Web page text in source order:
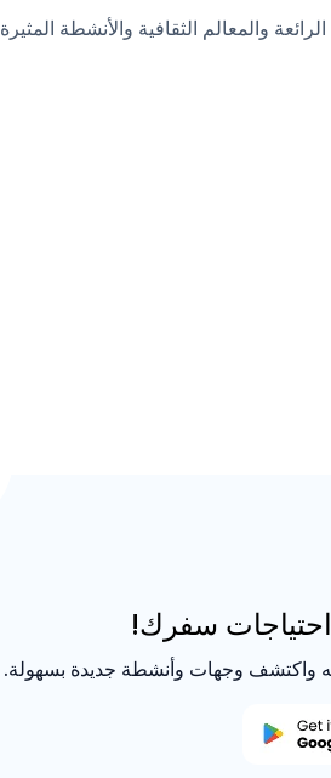
والمعالم الثقافية والأنشطة المثيرة
احتياجات سفرك!
واكتشف وجهات وأنشطة جديدة بسهولة.